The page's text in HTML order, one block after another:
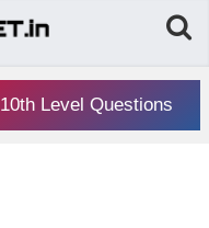
10th Level Questions